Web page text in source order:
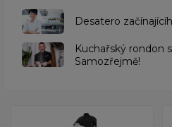
Desatero
Kuchařský rondon
Samozřejmě!